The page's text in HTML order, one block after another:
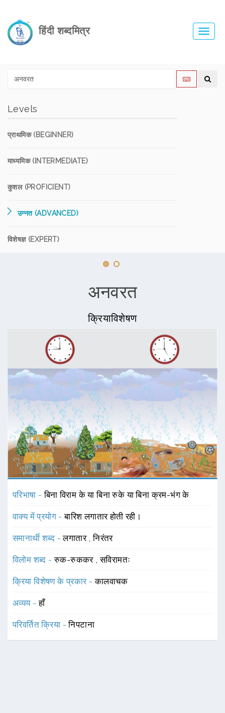
हिंदी शब्दमित्र
Levels
प्राथमिक (BEGINNER)
माध्यमिक (INTERMEDIATE)
कुशल (PROFICIENT)
उन्नत (ADVANCED)
विशेषज्ञ (EXPERT)
अनवरत
क्रियाविशेषण
परिभाषा -बिना विराम के या बिना रुके या बिना क्रम-भंग के
वाक्य में प्रयोग -बारिश लगातार होती रही।
समानार्थी शब्द -लगातार ,निरंतर
विलोम शब्द -रुक-रुककर ,सविरामतः
क्रिया विशेषण के प्रकार -कालवाचक
अव्यय -हाँ
परिवर्तित क्रिया -निपटाना